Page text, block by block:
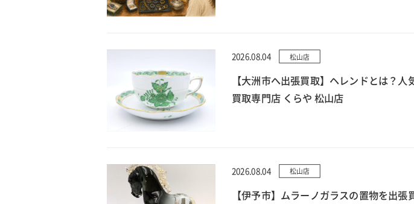
2026.08.04 松山店
【大洲市へ出張買取】ヘレンドとは？人
買取専門店 くらや 松山店
2026.08.04 松山店
【伊予市】ムラーノガラスの置物を出